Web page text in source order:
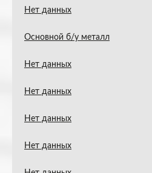
Нет данных
Основной б/у металл
Нет данных
Нет данных
Нет данных
Нет данных